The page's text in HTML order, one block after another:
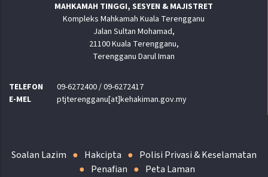
MAHKAMAH TINGGI, SESYEN & MAJISTRET
Kompleks Mahkamah Kuala Terengganu
Jalan Sultan Mohamad,
21100 Kuala Terengganu,
Terengganu Darul Iman
TELEFON
09-6272400 / 09-6272417
E-MEL
ptjterengganu[at]kehakiman.gov.my
Soalan Lazim Hakcipta
Polisi Privasi & Keselamatan
Penafian
Peta Laman